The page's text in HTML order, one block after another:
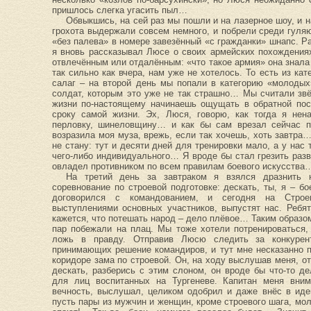
пришлось слегка угасить пыл…
Обвыкшись, на сей раз мы пошли и на лазерное шоу, и
грохота выдержали совсем немного, и побрели среди
«без палева» в номере завезённый «с гражданки» шнапс.
я вновь рассказывал Люсе о своих армейских
отвлечённым или отдалённым: «что такое армия» она
так сильно как вчера, нам уже не хотелось. То есть из
салаг – на второй день мы попали в категорию
солдат, которым это уже не так страшно… Мы считали
жизни по-настоящему начинаешь ощущать в обратной
сроку самой жизни. Эх, Люся, говорю, как тогда я
перловку, шинеловщину… и как бы сам врезал сейчас
возразила моя муза, врежь, если так хочешь, хоть
не стану: тут и десяти дней для тренировки мало, а у нас
чего-либо индивидуального… Я вроде бы стал грезить
овладел противником по всем правилам боевого
На третий день за завтраком я взялся
соревнование по строевой подготовке: дескать, ты, я –
договорился с командованием, и сегодня на
выступлениями основных участников, выпустят нас.
кажется, что потешать народ – дело плёвое… Таким
пар побежали на плац. Мы тоже хотели
ложь в правду. Отправив Люсю следить за
принимающих решение командиров, и тут мне несказанно
коридоре зама по строевой. Он, на ходу выслушав меня,
дескать, разберись с этим слоном, он вроде бы что-то
для лиц воспитанных на Тургеневе. Капитан меня
вечность, выслушал, целиком одобрил и даже внёс в
пусть пары из мужчин и женщин, кроме строевого шага,